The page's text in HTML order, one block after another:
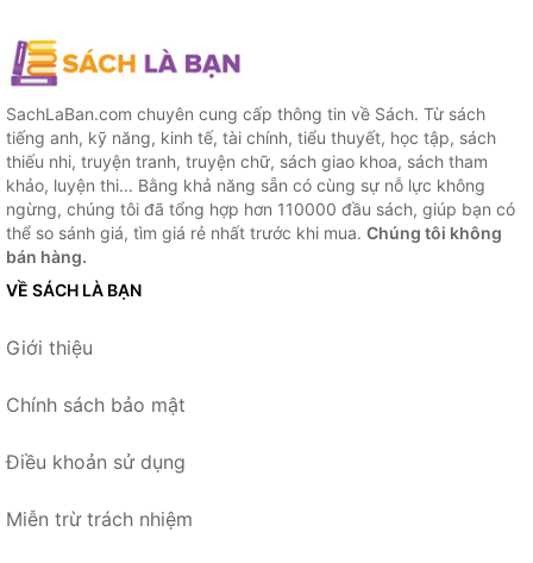
SachLaBan.com chuyên cung cấp thông tin về Sách. Từ sách
tiếng anh, kỹ năng, kinh tế, tài chính, tiểu thuyết, học tập, sách
thiếu nhi, truyện tranh, truyện chữ, sách giao khoa, sách tham
khảo, luyện thi... Bằng khả năng sẵn có cùng sự nỗ lực không
ngừng, chúng tôi đã tổng hợp hơn 110000 đầu sách, giúp bạn có
thể so sánh giá, tìm giá rẻ nhất trước khi mua. Chúng tôi không
bán hàng.
VỀ SÁCH LÀ BẠN
Giới thiệu
Chính sách bảo mật
Điều khoản sử dụng
Miễn trừ trách nhiệm